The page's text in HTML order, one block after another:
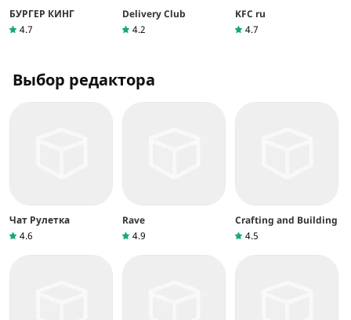
БУРГЕР КИНГ
4.7
Delivery Club
4.2
KFC ru
4.7
Выбор редактора
Чат Рулетка
4.6
Rave
4.9
Crafting and Building
4.5